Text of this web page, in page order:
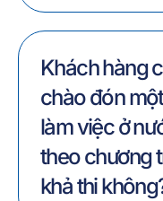
Khách hàng
chào đón
làm việc ở
theo chương
khả thi